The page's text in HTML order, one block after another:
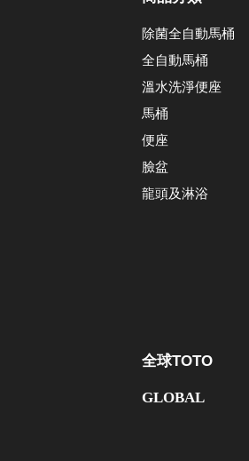
除菌全自動馬桶
全自動馬桶
溫水洗淨便座
馬桶
便座
臉盆
龍頭及淋浴
全球TOTO
GLOBAL